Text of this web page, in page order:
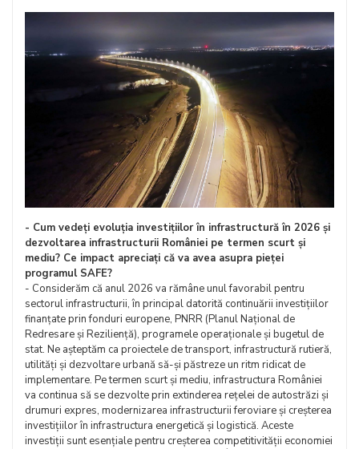
- Cum vedeți evoluția investițiilor în infrastructură în 2026 și
dezvoltarea infrastructurii României pe termen scurt și
mediu? Ce impact apreciați că va avea asupra pieței
programul SAFE?
- Considerăm că anul 2026 va rămâne unul favorabil pentru
sectorul infrastructurii, în principal datorită continuării investițiilor
finanțate prin fonduri europene, PNRR (Planul Național de
Redresare și Reziliență), programele operaționale și bugetul de
stat. Ne așteptăm ca proiectele de transport, infrastructură rutieră,
utilități și dezvoltare urbană să-și păstreze un ritm ridicat de
implementare. Pe termen scurt și mediu, infrastructura României
va continua să se dezvolte prin extinderea rețelei de autostrăzi și
drumuri expres, modernizarea infrastructurii feroviare și creșterea
investițiilor în infrastructura energetică și logistică. Aceste
investiții sunt esențiale pentru creșterea competitivității economiei